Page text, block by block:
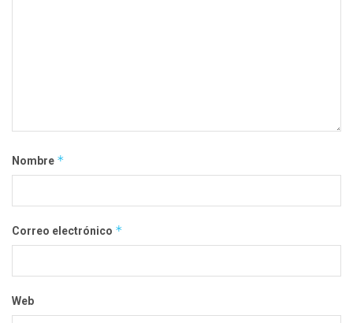
Nombre *
Correo electrónico *
Web